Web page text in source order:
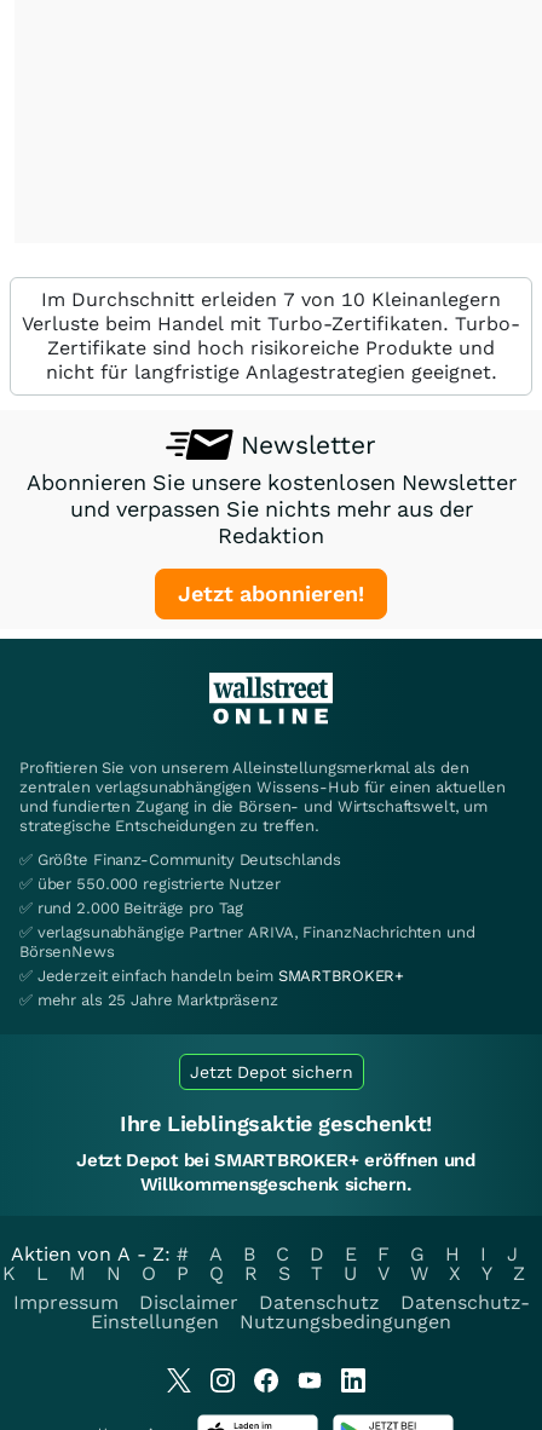
Im Durchschnitt erleiden 7 von 10 Kleinanlegern
Verluste beim Handel mit Turbo-Zertifikaten. Turbo-
Zertifikate sind hoch risikoreiche Produkte und
nicht für langfristige Anlagestrategien geeignet.
Newsletter
Abonnieren Sie unsere kostenlosen Newsletter
und verpassen Sie nichts mehr aus der
Redaktion
Jetzt abonnieren!
Profitieren Sie von unserem Alleinstellungsmerkmal als den
zentralen verlagsunabhängigen Wissens-Hub für einen aktuellen
und fundierten Zugang in die Börsen- und Wirtschaftswelt, um
strategische Entscheidungen zu treffen.
✅ Größte Finanz-Community Deutschlands
✅ über 550.000 registrierte Nutzer
✅ rund 2.000 Beiträge pro Tag
✅ verlagsunabhängige Partner ARIVA, FinanzNachrichten und
BörsenNews
✅ Jederzeit einfach handeln beim SMARTBROKER+
✅ mehr als 25 Jahre Marktpräsenz
Jetzt Depot sichern
Ihre Lieblingsaktie geschenkt!
Jetzt Depot bei SMARTBROKER+ eröffnen und
Willkommensgeschenk sichern.
Aktien von A - Z: # A B C D E F G H I
J
K
L M N O P Q R S T U V W X Y
Z
Impressum
Disclaimer Datenschutz
Datenschutz-
Einstellungen
Nutzungsbedingungen